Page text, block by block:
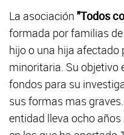
La asociación "Todos
formada por familias
hijo o una hija afectado
minoritaria. Su objetivo
fondos para su
sus formas mas
entidad lleva ocho